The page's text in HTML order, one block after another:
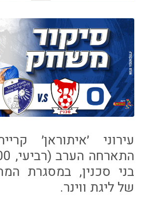
עירוני ׳איתוראן׳
של ליגת ווינר.